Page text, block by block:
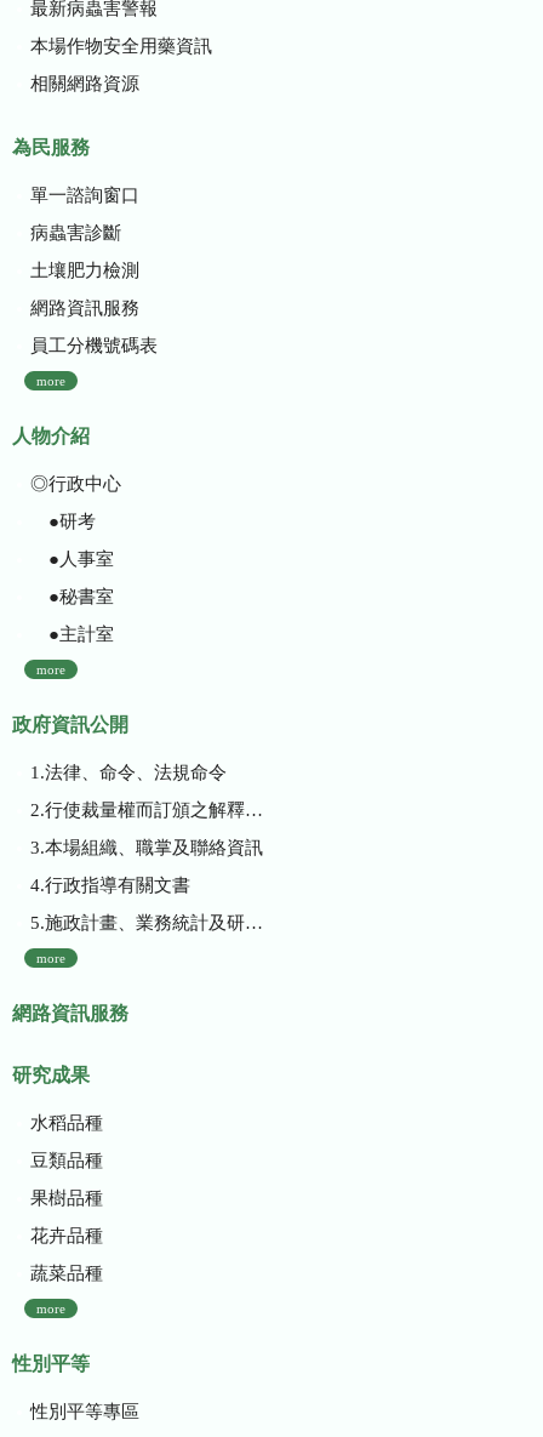
最新病蟲害警報
本場作物安全用藥資訊
相關網路資源
為民服務
單一諮詢窗口
病蟲害診斷
土壤肥力檢測
網路資訊服務
員工分機號碼表
more
人物介紹
◎行政中心
●研考
●人事室
●秘書室
●主計室
more
政府資訊公開
1.法律、命令、法規命令
2.行使裁量權而訂頒之解釋性規定及裁量基準
3.本場組織、職掌及聯絡資訊
4.行政指導有關文書
5.施政計畫、業務統計及研究報告
more
網路資訊服務
研究成果
水稻品種
豆類品種
果樹品種
花卉品種
蔬菜品種
more
性別平等
性別平等專區